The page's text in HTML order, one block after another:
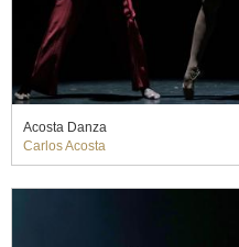
Acosta Danza
Carlos Acosta